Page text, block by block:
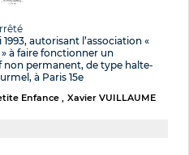
autorisant l’association «
à faire fonctionner un
non permanent, de type halte-
à Paris 15e
Enfance Xavier VUILLAUME